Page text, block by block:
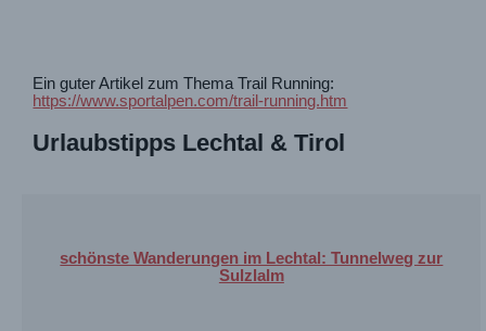
Ein guter Artikel zum Thema Trail Running:
https://www.sportalpen.com/trail-running.htm
Urlaubstipps Lechtal & Tirol
schönste Wanderungen im Lechtal: Tunnelweg zur
Sulzlalm